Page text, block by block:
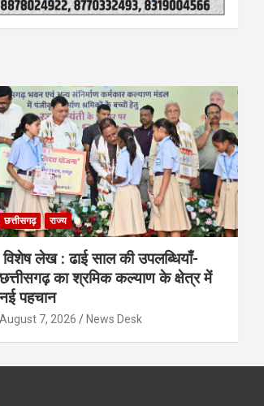
छत्तीसगढ़ राज्य
विशेष लेख : ढाई साल की उपलब्धियाँ-
का श्रमिक कल्याण के क्षेत्र में
पहचान
August 7, 2026 News Desk